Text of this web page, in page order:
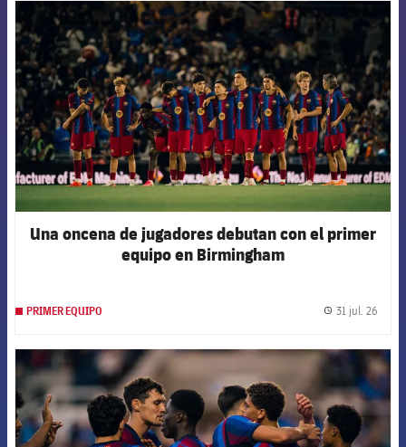
FCB Barcelona badge
Una oncena de jugadores debutan con el primer
equipo en Birmingham
PRIMER EQUIPO 31 jul. 26
FCB Barcelona badge